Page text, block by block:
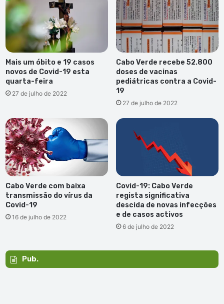
Mais um óbito e 19 casos
novos de Covid-19 esta
quarta-feira
27 de julho de 2022
Cabo Verde recebe 52.800
doses de vacinas
pediátricas contra a Covid-
19
27 de julho de 2022
Cabo Verde com baixa
transmissão do vírus da
Covid-19
16 de julho de 2022
Covid-19: Cabo Verde
regista significativa
descida de novas infecções
e de casos activos
6 de julho de 2022
Pub.